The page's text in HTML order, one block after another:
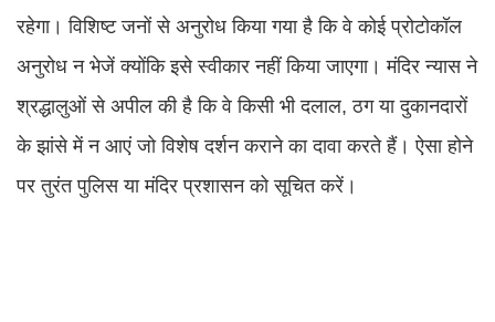
रहेगा। विशिष्ट जनों से अनुरोध किया गया है कि वे कोई प्रोटोकॉल
अनुरोध न भेजें क्योंकि इसे स्वीकार नहीं किया जाएगा। मंदिर न्यास ने
श्रद्धालुओं से अपील की है कि वे किसी भी दलाल, ठग या दुकानदारों
के झांसे में न आएं जो विशेष दर्शन कराने का दावा करते हैं। ऐसा होने
पर तुरंत पुलिस या मंदिर प्रशासन को सूचित करें।